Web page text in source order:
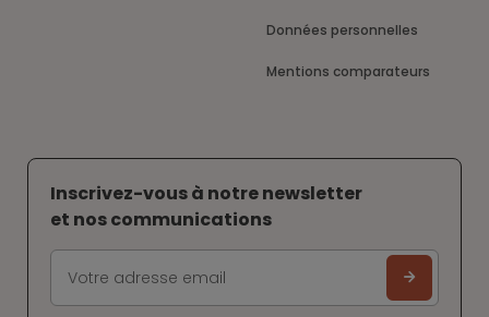
Données personnelles
Mentions comparateurs
Inscrivez-vous à notre newsletter
et nos communications